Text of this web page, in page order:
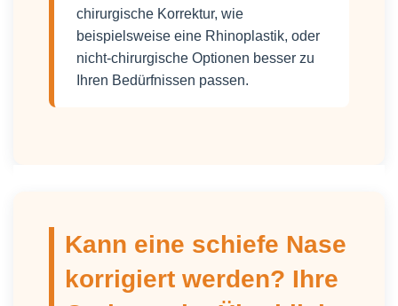
chirurgische Korrektur, wie
beispielsweise eine Rhinoplastik, oder
nicht-chirurgische Optionen besser zu
Ihren Bedürfnissen passen.
Kann eine schiefe Nase
korrigiert werden? Ihre